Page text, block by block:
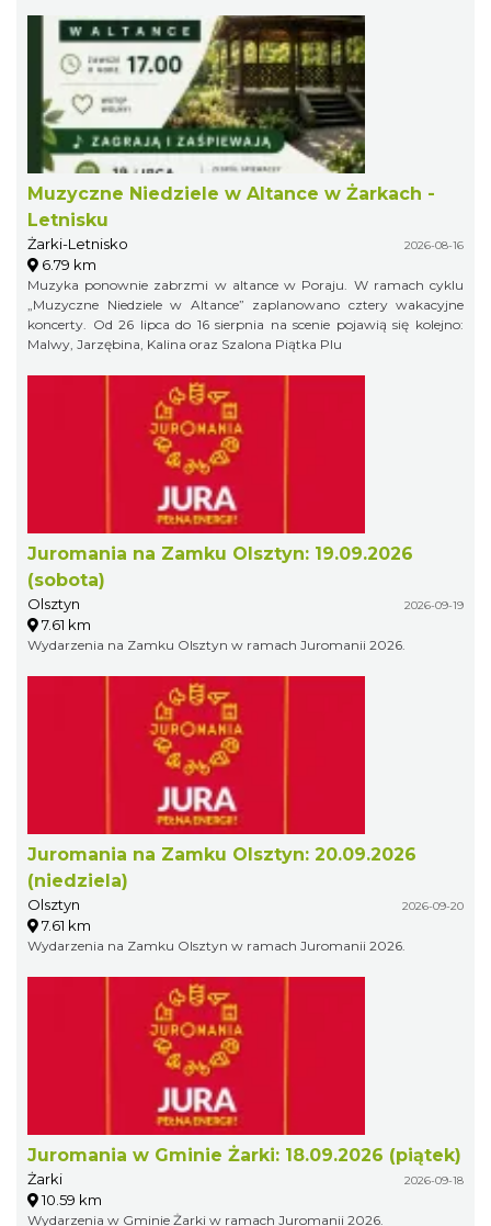
Muzyczne Niedziele w Altance w Żarkach -
Letnisku
Żarki-Letnisko 2026-08-16
6.79 km
Muzyka ponownie zabrzmi w altance w Poraju. W ramach cyklu
„Muzyczne Niedziele w Altance” zaplanowano cztery wakacyjne
koncerty. Od 26 lipca do 16 sierpnia na scenie pojawią się kolejno:
Malwy, Jarzębina, Kalina oraz Szalona Piątka Plu
Juromania na Zamku Olsztyn: 19.09.2026
(sobota)
Olsztyn 2026-09-19
7.61 km
Wydarzenia na Zamku Olsztyn w ramach Juromanii 2026.
Juromania na Zamku Olsztyn: 20.09.2026
(niedziela)
Olsztyn 2026-09-20
7.61 km
Wydarzenia na Zamku Olsztyn w ramach Juromanii 2026.
Juromania w Gminie Żarki: 18.09.2026 (piątek)
Żarki 2026-09-18
10.59 km
Wydarzenia w Gminie Żarki w ramach Juromanii 2026.